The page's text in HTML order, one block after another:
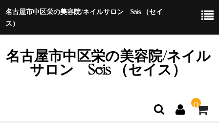
名古屋市中区栄の美容院/ネイルサロン Seis （セイ
ス）
名古屋市中区栄の美容院/ネイル
サロン Seis （セイス）
0